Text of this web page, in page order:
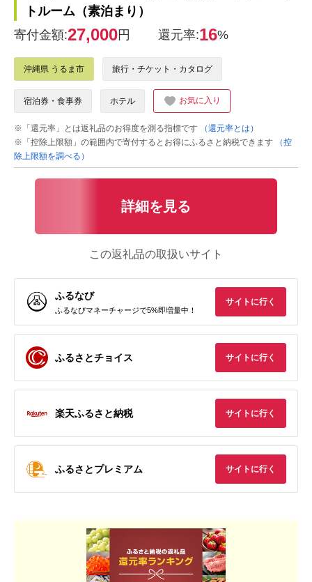
トルーム（素泊まり）
寄付金額:27,000円 還元率:16%
沖縄県 うるま市 旅行・チケット・カタログ
宿泊券・食事券 ホテル お気に入り
※「還元率」とは返礼品のお得度を測る指標です
（還元率とは）
※「控除上限額」の範囲内で寄付するとお得にふるさと納税できます
（控
除上限額を調べる）
詳細を見る
この返礼品の取扱いサイト
ふるなび
ふるなびマネーチャージで5%即増量中！
サイトに行く
ふるさとチョイス サイトに行く
楽天ふるさと納税 サイトに行く
ふるさとプレミアム サイトに行く